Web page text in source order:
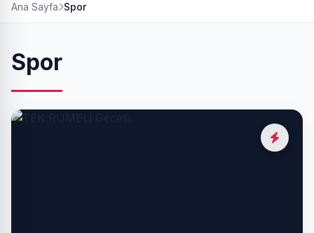
Ana Sayfa Spor
Spor